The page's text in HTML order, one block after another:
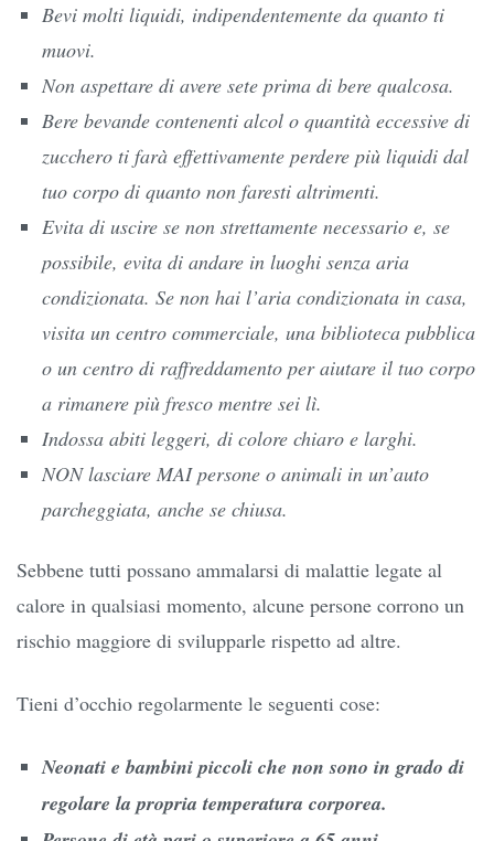
Bevi molti liquidi, indipendentemente da quanto ti
muovi.
Non aspettare di avere sete prima di bere qualcosa.
Bere bevande contenenti alcol o quantità eccessive di
zucchero ti farà effettivamente perdere più liquidi dal
tuo corpo di quanto non faresti altrimenti.
Evita di uscire se non strettamente necessario e, se
possibile, evita di andare in luoghi senza aria
condizionata. Se non hai l’aria condizionata in casa,
visita un centro commerciale, una biblioteca pubblica
o un centro di raffreddamento per aiutare il tuo corpo
a rimanere più fresco mentre sei lì.
Indossa abiti leggeri, di colore chiaro e larghi.
NON lasciare MAI persone o animali in un’auto
parcheggiata, anche se chiusa.
Sebbene tutti possano ammalarsi di malattie legate al
calore in qualsiasi momento, alcune persone corrono un
rischio maggiore di svilupparle rispetto ad altre.
Tieni d’occhio regolarmente le seguenti cose:
Neonati e bambini piccoli che non sono in grado di
regolare la propria temperatura corporea.